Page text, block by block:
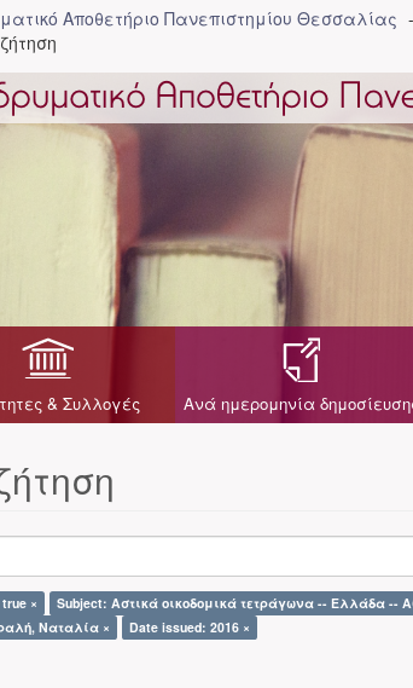
Αποθετήριο Πανεπιστημίου Θεσσαλίας
& Συλλογές Ανά ημερομηνία
× Subject: Αστικά οικοδομικά τετράγωνα -- Ελλάδα --
Ναταλία ×
Date issued: 2016 ×